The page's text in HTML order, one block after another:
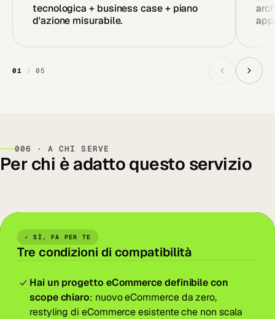
tecnologica + business case + piano
d'azione misurabile.
01 / 05
006 · A CHI SERVE
Per chi è adatto questo servizio
✓ SÌ, FA PER TE
Tre condizioni di compatibilità
Hai un progetto eCommerce definibile con
scope chiaro: nuovo eCommerce da zero,
restyling di eCommerce esistente che non scala